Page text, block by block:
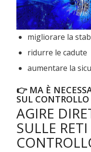
migliorare la
ridurre le cadute
aumentare la
👉 MA È
SUL
AGIRE
SULLE